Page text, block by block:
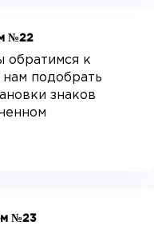
№22
обратимся к
подобрать
знаков
№23